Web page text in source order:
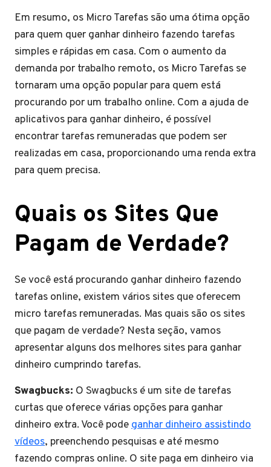
Em resumo, os Micro Tarefas são uma ótima opção
para quem quer ganhar dinheiro fazendo tarefas
simples e rápidas em casa. Com o aumento da
demanda por trabalho remoto, os Micro Tarefas se
tornaram uma opção popular para quem está
procurando por um trabalho online. Com a ajuda de
aplicativos para ganhar dinheiro, é possível
encontrar tarefas remuneradas que podem ser
realizadas em casa, proporcionando uma renda extra
para quem precisa.
Quais os Sites Que
Pagam de Verdade?
Se você está procurando ganhar dinheiro fazendo
tarefas online, existem vários sites que oferecem
micro tarefas remuneradas. Mas quais são os sites
que pagam de verdade? Nesta seção, vamos
apresentar alguns dos melhores sites para ganhar
dinheiro cumprindo tarefas.
Swagbucks: O Swagbucks é um site de tarefas
curtas que oferece várias opções para ganhar
dinheiro extra. Você podeganhar dinheiro assistindo
vídeos, preenchendo pesquisas e até mesmo
fazendo compras online. O site paga em dinheiro via